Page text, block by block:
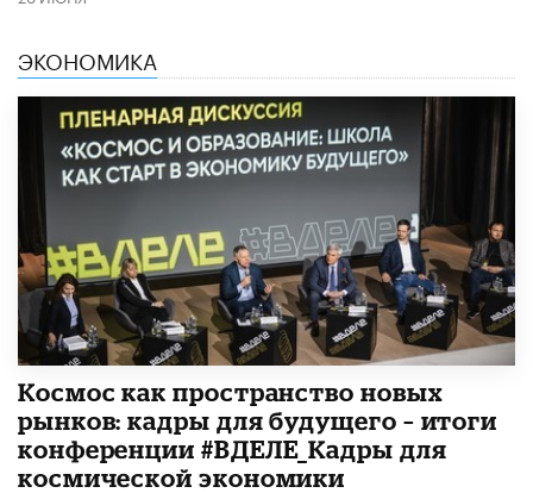
ЭКОНОМИКА
Космос как пространство новых
рынков: кадры для будущего – итоги
конференции #ВДЕЛЕ_Кадры для
космической экономики